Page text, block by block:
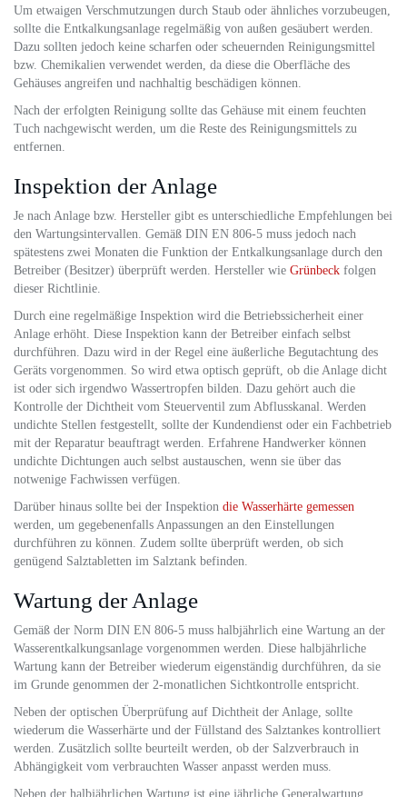
Um etwaigen Verschmutzungen durch Staub oder ähnliches vorzubeugen,
sollte die Entkalkungsanlage regelmäßig von außen gesäubert werden.
Dazu sollten jedoch keine scharfen oder scheuernden Reinigungsmittel
bzw. Chemikalien verwendet werden, da diese die Oberfläche des
Gehäuses angreifen und nachhaltig beschädigen können.
Nach der erfolgten Reinigung sollte das Gehäuse mit einem feuchten
Tuch nachgewischt werden, um die Reste des Reinigungsmittels zu
entfernen.
Inspektion der Anlage
Je nach Anlage bzw. Hersteller gibt es unterschiedliche Empfehlungen bei
den Wartungsintervallen. Gemäß DIN EN 806-5 muss jedoch nach
spätestens zwei Monaten die Funktion der Entkalkungsanlage durch den
Betreiber (Besitzer) überprüft werden. Hersteller wie Grünbeck folgen
dieser Richtlinie.
Durch eine regelmäßige Inspektion wird die Betriebssicherheit einer
Anlage erhöht. Diese Inspektion kann der Betreiber einfach selbst
durchführen. Dazu wird in der Regel eine äußerliche Begutachtung des
Geräts vorgenommen. So wird etwa optisch geprüft, ob die Anlage dicht
ist oder sich irgendwo Wassertropfen bilden. Dazu gehört auch die
Kontrolle der Dichtheit vom Steuerventil zum Abflusskanal. Werden
undichte Stellen festgestellt, sollte der Kundendienst oder ein Fachbetrieb
mit der Reparatur beauftragt werden. Erfahrene Handwerker können
undichte Dichtungen auch selbst austauschen, wenn sie über das
notwenige Fachwissen verfügen.
Darüber hinaus sollte bei der Inspektion die Wasserhärte gemessen
werden, um gegebenenfalls Anpassungen an den Einstellungen
durchführen zu können. Zudem sollte überprüft werden, ob sich
genügend Salztabletten im Salztank befinden.
Wartung der Anlage
Gemäß der Norm DIN EN 806-5 muss halbjährlich eine Wartung an der
Wasserentkalkungsanlage vorgenommen werden. Diese halbjährliche
Wartung kann der Betreiber wiederum eigenständig durchführen, da sie
im Grunde genommen der 2-monatlichen Sichtkontrolle entspricht.
Neben der optischen Überprüfung auf Dichtheit der Anlage, sollte
wiederum die Wasserhärte und der Füllstand des Salztankes kontrolliert
werden. Zusätzlich sollte beurteilt werden, ob der Salzverbrauch in
Abhängigkeit vom verbrauchten Wasser anpasst werden muss.
Neben der halbjährlichen Wartung ist eine jährliche Generalwartung